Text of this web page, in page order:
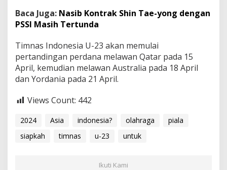
Baca Juga: Nasib Kontrak Shin Tae-yong dengan
PSSI Masih Tertunda
Timnas Indonesia U-23 akan memulai
pertandingan perdana melawan Qatar pada 15
April, kemudian melawan Australia pada 18 April
dan Yordania pada 21 April.
Views Count: 442
2024 Asia indonesia? olahraga
piala
siapkah
timnas u-23 untuk
Ikuti Kami